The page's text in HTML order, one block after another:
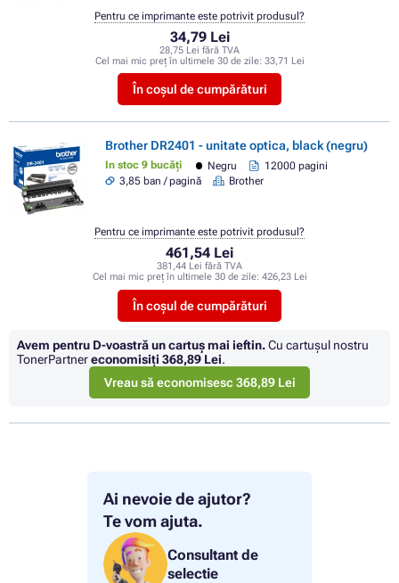
Ai nevoie de ajutor?
Te vom ajuta.
Consultant de
selectie
34,79 Lei
28,75 Lei fără TVA
Cel mai mic preț în ultimele 30 de zile: 33,71 Lei
În coșul de cumpărături
Pentru ce imprimante este potrivit produsul?
Brother DR2401 - unitate optica, black (negru)
In stoc 9 bucăți Negru
12000 pagini
3,85 ban / pagină
Brother
461,54 Lei
381,44 Lei fără TVA
Cel mai mic preț în ultimele 30 de zile: 426,23 Lei
În coșul de cumpărături
Pentru ce imprimante este potrivit produsul?
Avem pentru D-voastră un cartuș mai ieftin.Cu cartuşul nostru
TonerPartnereconomisiţi 368,89 Lei.
Vreau să economisesc 368,89 Lei